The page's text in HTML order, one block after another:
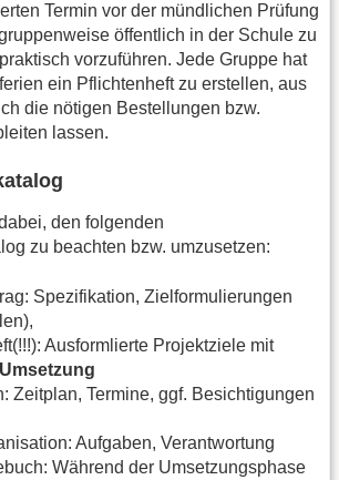
Termin vor der mündlichen Prüfung
öffentlich in der Schule zu
vorzuführen. Jede Gruppe hat
ein Pflichtenheft zu erstellen, aus
die nötigen Bestellungen bzw.
lassen.
den folgenden
zu beachten bzw. umzusetzen:
Spezifikation, Zielformulierungen
Ausformlierte Projektziele mit
Zeitplan, Termine, ggf. Besichtigungen
Aufgaben, Verantwortung
Während der Umsetzungsphase